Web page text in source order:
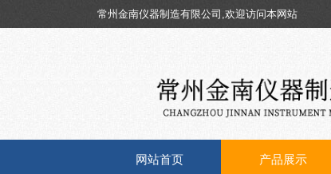
常州金南仪器制造有限公司,欢迎访问本网站
网站首页 产品展示